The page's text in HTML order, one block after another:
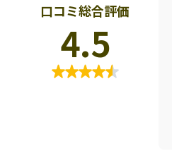
口コミ総合評価
4.5